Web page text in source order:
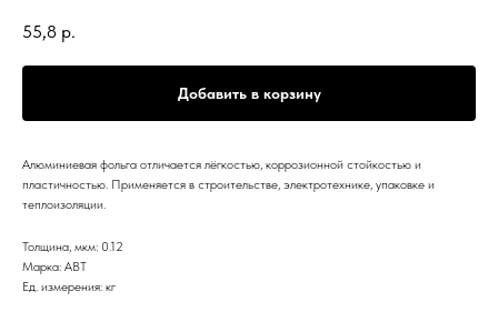
55,8 р.
Добавить в корзину
Алюминиевая фольга отличается лёгкостью, коррозионной стойкостью и
пластичностью. Применяется в строительстве, электротехнике, упаковке и
теплоизоляции.
Толщина, мкм: 0.12
Марка: АВТ
Ед. измерения: кг